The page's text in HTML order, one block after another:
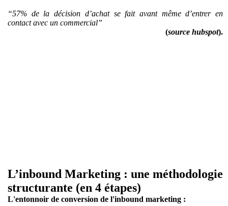
“57% de la décision d’achat se fait avant même d’entrer en
contact avec un commercial”
(source hubspot).
L’inbound Marketing : une méthodologie
structurante (en 4 étapes)
L'entonnoir de conversion de l'inbound marketing :